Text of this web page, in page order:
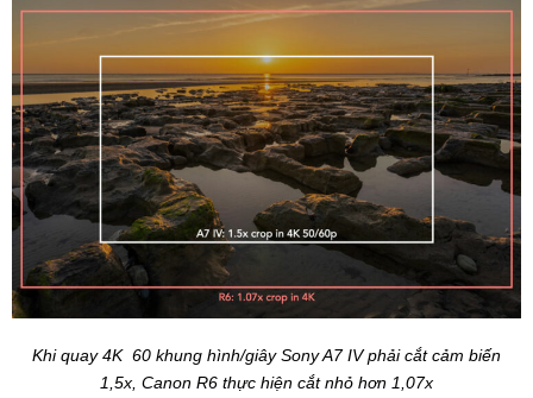
Khi quay 4K 60 khung hình/giây Sony A7 IV phải cắt cảm biến
1,5x, Canon R6 thực hiện cắt nhỏ hơn 1,07x